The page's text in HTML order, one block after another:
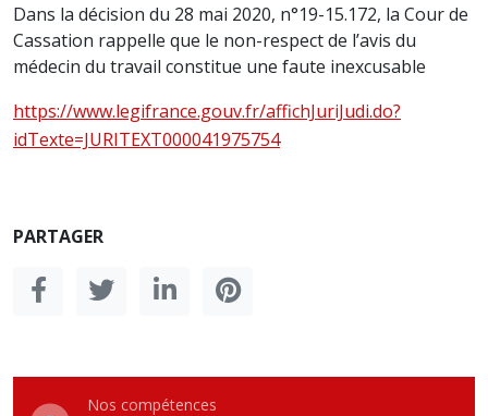
Dans la décision du 28 mai 2020, n°19-15.172, la Cour de
Cassation rappelle que le non-respect de l’avis du
médecin du travail constitue une faute inexcusable
https://www.legifrance.gouv.fr/affichJuriJudi.do?
idTexte=JURITEXT000041975754
PARTAGER
Nos compétences